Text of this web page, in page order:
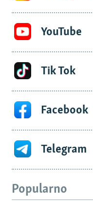
YouTube
Tik Tok
Facebook
Telegram
Popularno